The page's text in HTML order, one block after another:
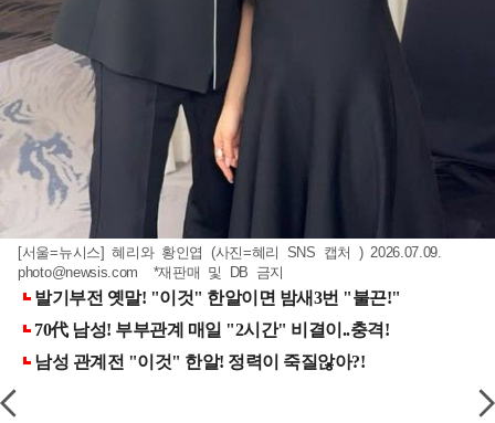
[서울=뉴시스] 혜리와 황인엽 (사진=혜리 SNS 캡처 ) 2026.07.09.
photo@newsis.com *재판매 및 DB 금지